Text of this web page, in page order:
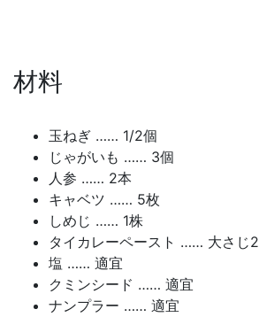
材料
玉ねぎ …… 1/2個
じゃがいも …… 3個
人参 …… 2本
キャベツ …… 5枚
しめじ …… 1株
タイカレーペースト …… 大さじ2
塩 …… 適宜
クミンシード …… 適宜
ナンプラー …… 適宜